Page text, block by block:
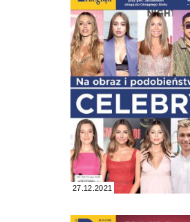
27.12.2021